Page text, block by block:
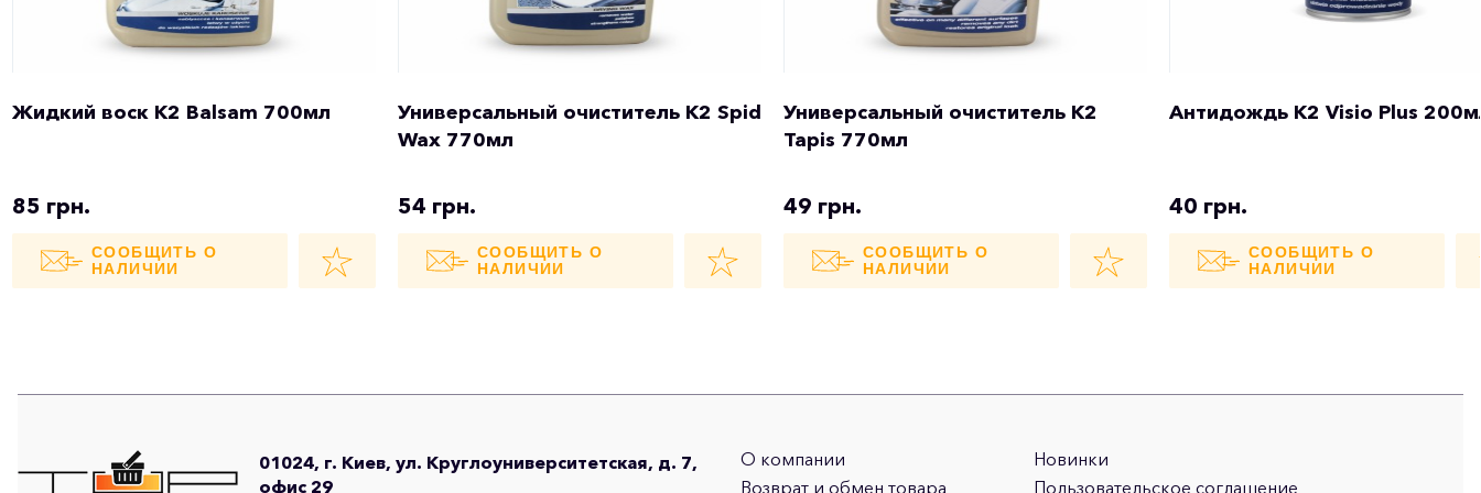
Жидкий воск K2 Balsam 700мл
85 грн.
СООБЩИТЬ О
НАЛИЧИИ
Универсальный очиститель K2 Spid
Wax 770мл
54 грн.
СООБЩИТЬ О
НАЛИЧИИ
Универсальный очиститель K2
Tapis 770мл
49 грн.
СООБЩИТЬ О
НАЛИЧИИ
Антидождь K2 Visio Plus
40 грн.
СООБЩИТЬ О
НАЛИЧИИ
01024, г. Киев, ул. Круглоуниверситетская, д. 7,
офис 29
О компании
Возврат и обмен товара
Новинки
Пользовательское соглашение